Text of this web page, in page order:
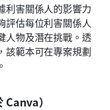
利害關係人的影響力
評估每位利害關係人
人物及潛在挑戰。透
該範本可在專案規劃
）